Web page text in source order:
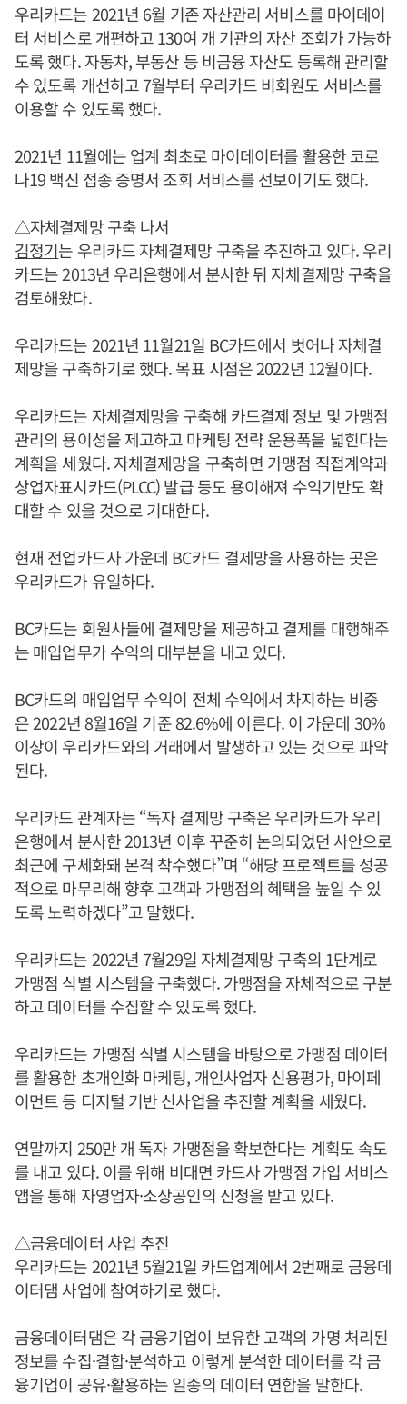
우리카드는 2021년 6월 기존 자산관리 서비스를 마이데이
터 서비스로 개편하고 130여 개 기관의 자산 조회가 가능하
도록 했다. 자동차, 부동산 등 비금융 자산도 등록해 관리할
수 있도록 개선하고 7월부터 우리카드 비회원도 서비스를
이용할 수 있도록 했다.
2021년 11월에는 업계 최초로 마이데이터를 활용한 코로
나19 백신 접종 증명서 조회 서비스를 선보이기도 했다.
△자체결제망 구축 나서
김정기는 우리카드 자체결제망 구축을 추진하고 있다. 우리
카드는 2013년 우리은행에서 분사한 뒤 자체결제망 구축을
검토해왔다.
우리카드는 2021년 11월21일 BC카드에서 벗어나 자체결
제망을 구축하기로 했다. 목표 시점은 2022년 12월이다.
우리카드는 자체결제망을 구축해 카드결제 정보 및 가맹점
관리의 용이성을 제고하고 마케팅 전략 운용폭을 넓힌다는
계획을 세웠다. 자체결제망을 구축하면 가맹점 직접계약과
상업자표시카드(PLCC) 발급 등도 용이해져 수익기반도 확
대할 수 있을 것으로 기대한다.
현재 전업카드사 가운데 BC카드 결제망을 사용하는 곳은
우리카드가 유일하다.
BC카드는 회원사들에 결제망을 제공하고 결제를 대행해주
는 매입업무가 수익의 대부분을 내고 있다.
BC카드의 매입업무 수익이 전체 수익에서 차지하는 비중
은 2022년 8월16일 기준 82.6%에 이른다. 이 가운데 30%
이상이 우리카드와의 거래에서 발생하고 있는 것으로 파악
된다.
우리카드 관계자는 “독자 결제망 구축은 우리카드가 우리
은행에서 분사한 2013년 이후 꾸준히 논의되었던 사안으로
최근에 구체화돼 본격 착수했다”며 “해당 프로젝트를 성공
적으로 마무리해 향후 고객과 가맹점의 혜택을 높일 수 있
도록 노력하겠다”고 말했다.
우리카드는 2022년 7월29일 자체결제망 구축의 1단계로
가맹점 식별 시스템을 구축했다. 가맹점을 자체적으로 구분
하고 데이터를 수집할 수 있도록 했다.
우리카드는 가맹점 식별 시스템을 바탕으로 가맹점 데이터
를 활용한 초개인화 마케팅, 개인사업자 신용평가, 마이페
이먼트 등 디지털 기반 신사업을 추진할 계획을 세웠다.
연말까지 250만 개 독자 가맹점을 확보한다는 계획도 속도
를 내고 있다. 이를 위해 비대면 카드사 가맹점 가입 서비스
앱을 통해 자영업자·소상공인의 신청을 받고 있다.
△금융데이터 사업 추진
우리카드는 2021년 5월21일 카드업계에서 2번째로 금융데
이터댐 사업에 참여하기로 했다.
금융데이터댐은 각 금융기업이 보유한 고객의 가명 처리된
정보를 수집·결합·분석하고 이렇게 분석한 데이터를 각 금
융기업이 공유·활용하는 일종의 데이터 연합을 말한다.